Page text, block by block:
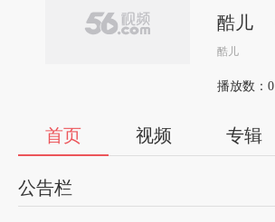
酷儿
酷儿
播放数： 0
首页 视频 专辑
公告栏